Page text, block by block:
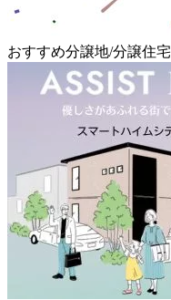
おすすめ分譲地/分譲住宅